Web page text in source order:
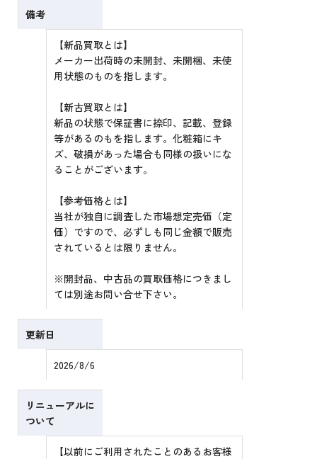
備考
【新品買取とは】
メーカー出荷時の未開封、未開梱、未使
用状態のものを指します。
【新古買取とは】
新品の状態で保証書に捺印、記載、登録
等があるのもを指します。化粧箱にキ
ズ、破損があった場合も同様の扱いにな
ることがございます。
【参考価格とは】
当社が独自に調査した市場想定売価（定
価）ですので、必ずしも同じ金額で販売
されているとは限りません。
※開封品、中古品の買取価格につきまし
ては別途お問い合せ下さい。
更新日
2026/8/6
リニューアルに
ついて
【以前にご利用されたことのあるお客様